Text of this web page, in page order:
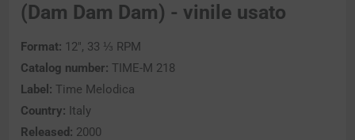
(Dam Dam Dam) - vinile usato
Format: 12″, 33 ⅓ RPM
Catalog number: TIME-M 218
Label: Time Melodica
Country: Italy
Released: 2000